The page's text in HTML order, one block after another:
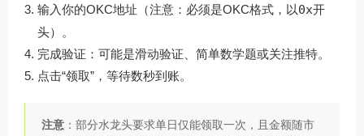
输入你的OKC地址（注意：必须是OKC格式，以0x开
头）。
完成验证：可能是滑动验证、简单数学题或关注推特。
点击“领取”，等待数秒到账。
注意 ：部分水龙头要求单日仅能领取一次，且金额随市